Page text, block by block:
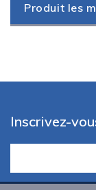
Produit les
Inscrivez-